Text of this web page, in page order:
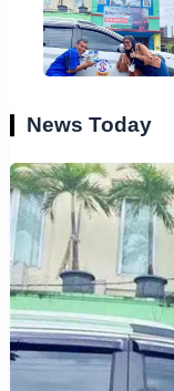
News Today